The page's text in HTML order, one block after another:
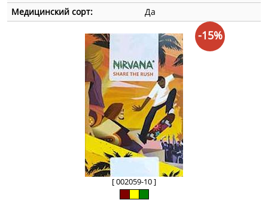
Медицинский сорт:
Да
[ 002059-10 ]
-15%